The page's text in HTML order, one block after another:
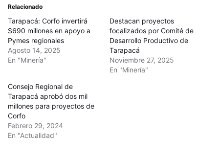
Relacionado
Tarapacá: Corfo invertirá
$690 millones en apoyo a
Pymes regionales
Agosto 14, 2025
En "Minería"
Destacan proyectos
focalizados por Comité de
Desarrollo Productivo de
Tarapacá
Noviembre 27, 2025
En "Minería"
Consejo Regional de
Tarapacá aprobó dos mil
millones para proyectos de
Corfo
Febrero 29, 2024
En "Actualidad"